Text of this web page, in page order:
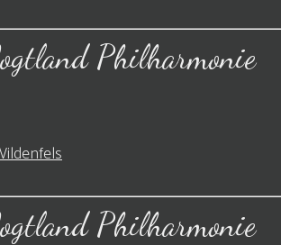
Philharmonie
Philharmonie